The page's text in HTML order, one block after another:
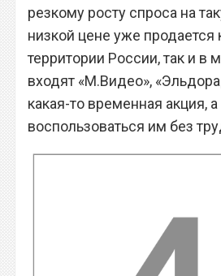
резкому росту спроса на
низкой цене уже продается
территории России, так и в
входят «М.Видео»,
какая-то временная акция,
воспользоваться им без